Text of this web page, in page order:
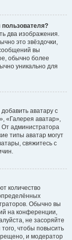
два изображения.
это звёздочки,
вы
обычно более
уникально для
аватару с
«Галерея аватар»,
администратора
типы аватар могут
свяжитесь с
количество
Обычно вы
на конференции,
не засоряйте
чтобы повысить
и модератор